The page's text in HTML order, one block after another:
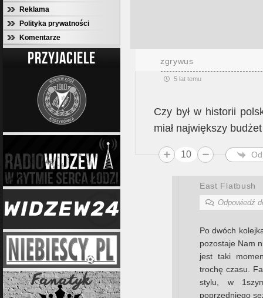
Reklama
Polityka prywatności
Komentarze
PRZYJACIELE zgrywus
5 lat temu
Czy był w historii
miał największy
10
East Flatbush
Odpowiedź
Po dwóch
pozostaje Nam
jest taki
trochę czasu.
stylu, w
poprzedniego